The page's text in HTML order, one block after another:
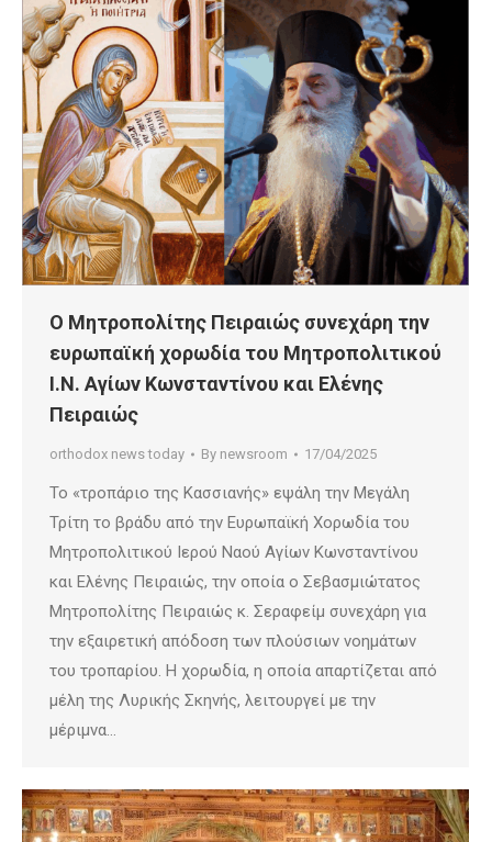
Ο Μητροπολίτης Πειραιώς συνεχάρη την
ευρωπαϊκή χορωδία του Μητροπολιτικού
Ι.Ν. Αγίων Κωνσταντίνου και Ελένης
Πειραιώς
orthodox news today By newsroom 17/04/2025
Το «τροπάριο της Κασσιανής» εψάλη την Μεγάλη
Τρίτη το βράδυ από την Ευρωπαϊκή Χορωδία του
Μητροπολιτικού Ιερού Ναού Αγίων Κωνσταντίνου
και Ελένης Πειραιώς, την οποία ο Σεβασμιώτατος
Μητροπολίτης Πειραιώς κ. Σεραφείμ συνεχάρη για
την εξαιρετική απόδοση των πλούσιων νοημάτων
του τροπαρίου. Η χορωδία, η οποία απαρτίζεται από
μέλη της Λυρικής Σκηνής, λειτουργεί με την
μέριμνα…